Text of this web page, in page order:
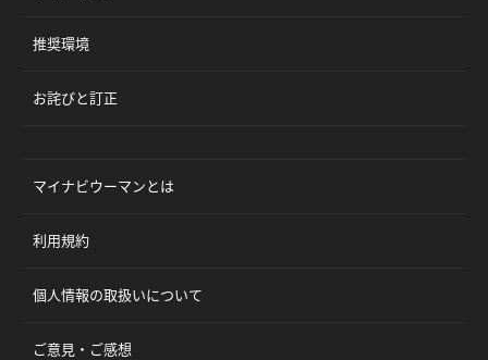
推奨環境
お詫びと訂正
マイナビウーマンとは
利用規約
個人情報の取扱いについて
ご意見・ご感想